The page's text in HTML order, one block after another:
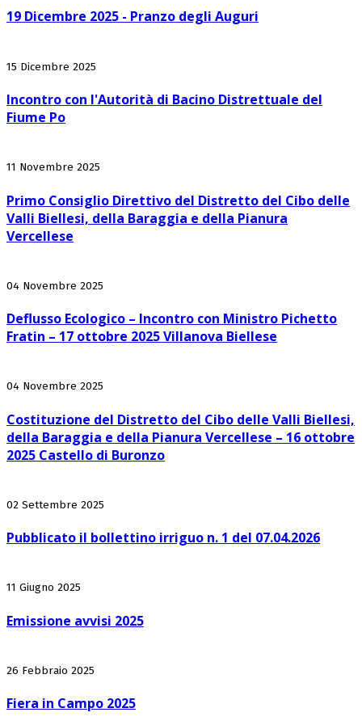
19 Dicembre 2025 - Pranzo degli Auguri
15 Dicembre 2025
Incontro con l'Autorità di Bacino Distrettuale del
Fiume Po
11 Novembre 2025
Primo Consiglio Direttivo del Distretto del Cibo delle
Valli Biellesi, della Baraggia e della Pianura
Vercellese
04 Novembre 2025
Deflusso Ecologico – Incontro con Ministro Pichetto
Fratin – 17 ottobre 2025 Villanova Biellese
04 Novembre 2025
Costituzione del Distretto del Cibo delle Valli Biellesi,
della Baraggia e della Pianura Vercellese – 16 ottobre
2025 Castello di Buronzo
02 Settembre 2025
Pubblicato il bollettino irriguo n. 1 del 07.04.2026
11 Giugno 2025
Emissione avvisi 2025
26 Febbraio 2025
Fiera in Campo 2025